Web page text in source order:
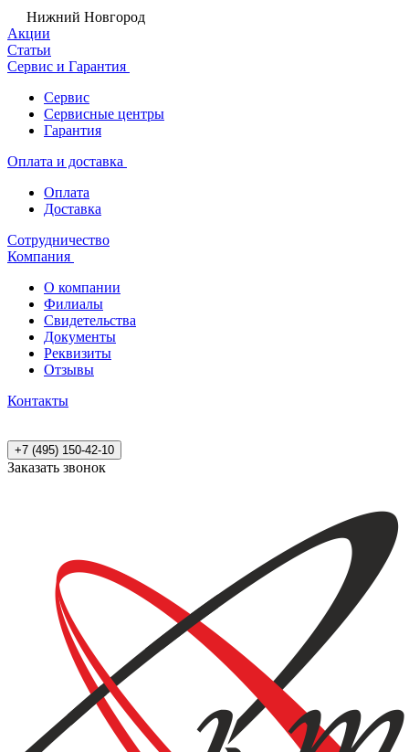
Нижний Новгород
Акции
Статьи
Сервис и Гарантия
Сервис
Сервисные центры
Гарантия
Оплата и доставка
Оплата
Доставка
Сотрудничество
Компания
О компании
Филиалы
Свидетельства
Документы
Реквизиты
Отзывы
Контакты
+7 (495) 150-42-10
Заказать звонок